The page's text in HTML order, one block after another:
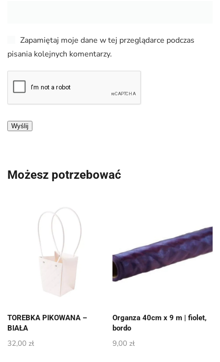
Zapamiętaj moje dane w tej przeglądarce podczas
pisania kolejnych komentarzy.
Możesz potrzebować
TOREBKA PIKOWANA –
BIAŁA
32,00 zł
Organza 40cm x 9 m | fiolet,
bordo
9,00 zł